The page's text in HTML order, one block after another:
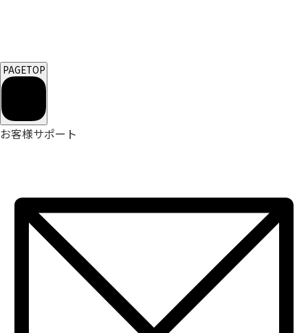
PAGETOP
お客様サポート